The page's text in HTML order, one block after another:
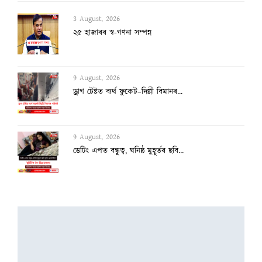
3 August, 2026
২৫ হাজাৰৰ স্ব-গণনা সম্পন্ন
9 August, 2026
ড্ৰাগ টেষ্টত ব্যৰ্থ ফুকেট–দিল্লী বিমানৰ...
9 August, 2026
ডেটিং এপত বন্ধুত্ব, ঘনিষ্ঠ মুহূৰ্তৰ ছবি...
ভাৰততে আছে বিশ্বৰ আটাইতকৈ দীঘল চুলিৰ গৰা...